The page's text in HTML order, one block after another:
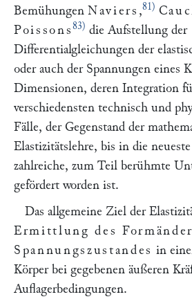
Bemühungen Naviers ,81)
Poissons83) die Aufstellung der
Differentialgleichungen der
oder auch der Spannungen eines
Dimensionen, deren Integration
verschiedensten technisch und
Fälle, der Gegenstand der
Elastizitätslehre, bis in die
zahlreiche, zum Teil berühmte
gefördert worden ist.
Das allgemeine Ziel der
Ermittlung des
Spannungszustandes in
Körper bei gegebenen äußeren
Auflagerbedingungen.